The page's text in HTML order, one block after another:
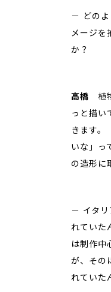
－ どの
メージを
か？
高橋 植
っと描い
きます。
いな」っ
の造形に
－ イタ
れていた
は制作中
が、その
れていた